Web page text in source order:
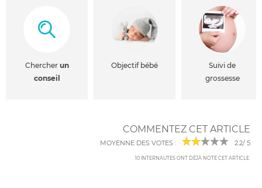
Chercher un
conseil
Objectif bébé
Suivi de
grossesse
COMMENTEZ CET ARTICLE
MOYENNE DES VOTES : 2.2/ 5
10 INTERNAUTES ONT DÉJÀ NOTÉ CET ARTICLE.